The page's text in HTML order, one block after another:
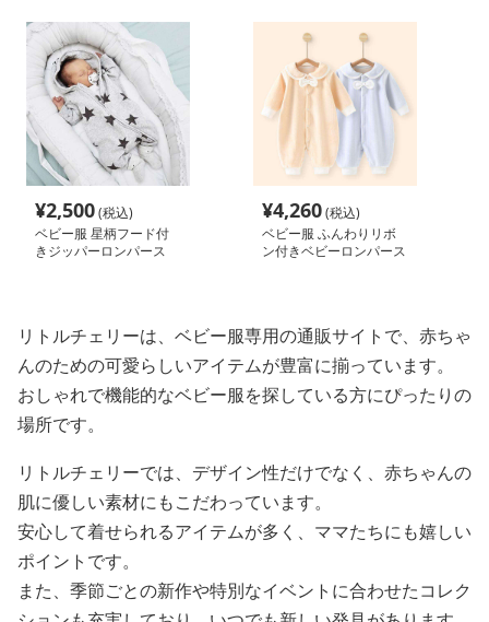
¥2,500(税込)
ベビー服 星柄フード付
きジッパーロンパース
¥4,260(税込)
ベビー服 ふんわりリボ
ン付きベビーロンパース
リトルチェリーは、ベビー服専用の通販サイトで、赤ちゃ
んのための可愛らしいアイテムが豊富に揃っています。
おしゃれで機能的なベビー服を探している方にぴったりの
場所です。
リトルチェリーでは、デザイン性だけでなく、赤ちゃんの
肌に優しい素材にもこだわっています。
安心して着せられるアイテムが多く、ママたちにも嬉しい
ポイントです。
また、季節ごとの新作や特別なイベントに合わせたコレク